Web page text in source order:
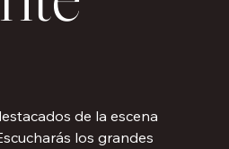
de la escena
los grandes